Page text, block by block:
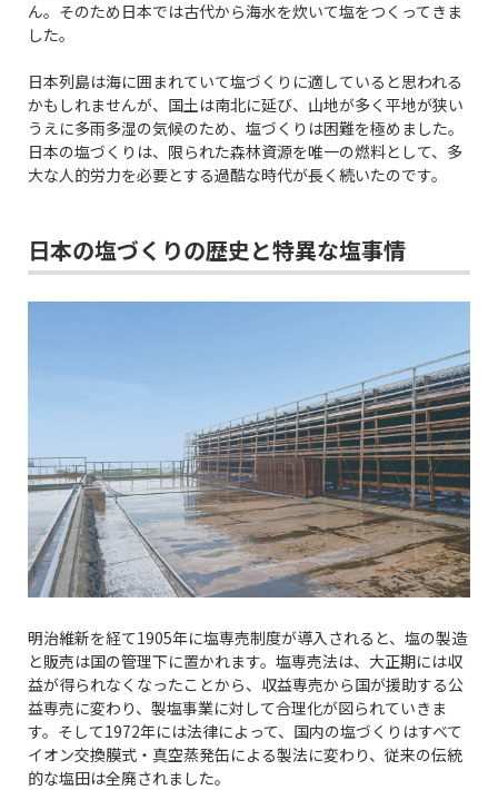
ん。そのため日本では古代から海水を炊いて塩をつくってきま
した。
日本列島は海に囲まれていて塩づくりに適していると思われる
かもしれませんが、国土は南北に延び、山地が多く平地が狭い
うえに多雨多湿の気候のため、塩づくりは困難を極めました。
日本の塩づくりは、限られた森林資源を唯一の燃料として、多
大な人的労力を必要とする過酷な時代が長く続いたのです。
日本の塩づくりの歴史と特異な塩事情
明治維新を経て1905年に塩専売制度が導入されると、塩の製造
と販売は国の管理下に置かれます。塩専売法は、大正期には収
益が得られなくなったことから、収益専売から国が援助する公
益専売に変わり、製塩事業に対して合理化が図られていきま
す。そして1972年には法律によって、国内の塩づくりはすべて
イオン交換膜式・真空蒸発缶による製法に変わり、従来の伝統
的な塩田は全廃されました。